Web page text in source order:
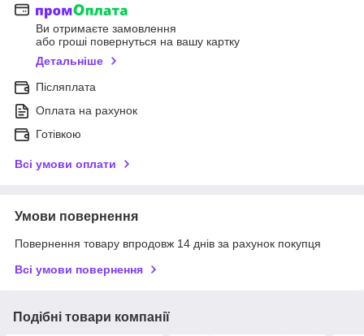
Ви отримаєте замовлення
або гроші повернуться на вашу картку
Детальніше
Післяплата
Оплата на рахунок
Готівкою
Всі умови оплати
Умови повернення
Повернення товару впродовж 14 днів за рахунок покупця
Всі умови повернення
Подібні товари компанії